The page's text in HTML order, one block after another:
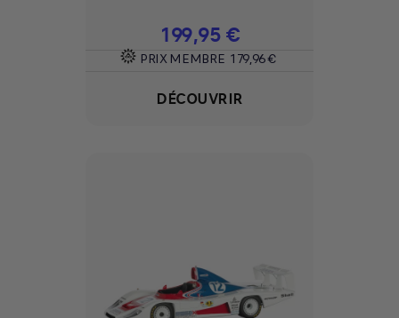
Prix
199,95 €
PRIX MEMBRE 179,96 €
DÉCOUVRIR